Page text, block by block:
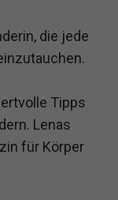
die jede
Tipps
Lenas
für Körper